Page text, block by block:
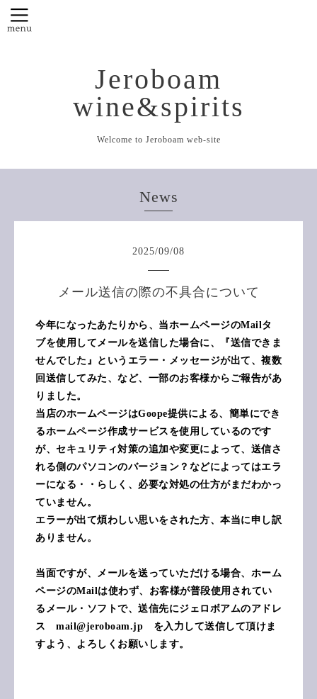
Jeroboam
wine&spirits
Welcome to Jeroboam web-site
News
2025/09/08
メール送信の際の不具合について
今年になったあたりから、当ホームページのMailタ
ブを使用してメールを送信した場合に、『送信できま
せんでした』というエラー・メッセージが出て、複数
回送信してみた、など、一部のお客様からご報告があ
りました。
当店のホームページはGoope提供による、簡単にでき
るホームページ作成サービスを使用しているのです
が、セキュリティ対策の追加や変更によって、送信さ
れる側のパソコンのバージョン？などによってはエラ
ーになる・・らしく、必要な対処の仕方がまだわかっ
ていません。
エラーが出て煩わしい思いをされた方、本当に申し訳
ありません。
当面ですが、メールを送っていただける場合、ホーム
ページのMailは使わず、お客様が普段使用されてい
るメール・ソフトで、送信先にジェロボアムのアドレ
ス mail@jeroboam.jp を入力して送信して頂けま
すよう、よろしくお願いします。